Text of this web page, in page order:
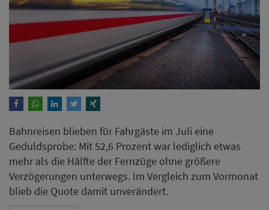
Bahnreisen blieben für Fahrgäste im Juli eine
Geduldsprobe: Mit 52,6 Prozent war lediglich etwas
mehr als die Hälfte der Fernzüge ohne größere
Verzögerungen unterwegs. Im Vergleich zum Vormonat
blieb die Quote damit unverändert.